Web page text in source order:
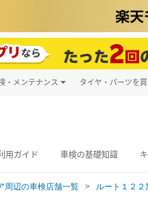
・メンテナンス タイヤ・パーツを買
用ガイド 車検の基礎知識
周辺の車検店舗一覧 ルート１２２